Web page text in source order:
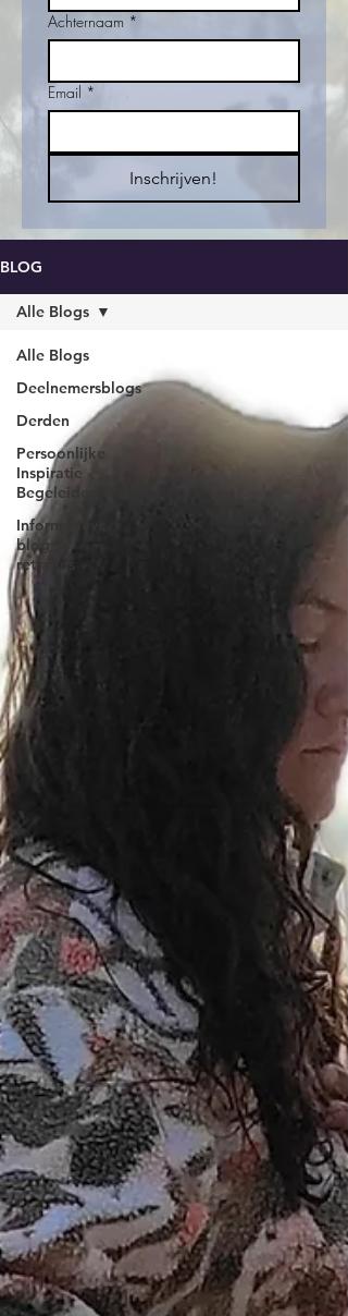
Achternaam *
Email *
Inschrijven!
BLOG
Alle Blogs
Deelnemersblogs
Derden
Persoonlijke
Inspiratie
Begeleiders
Informatieve
blog
retraites
Alle Blogs